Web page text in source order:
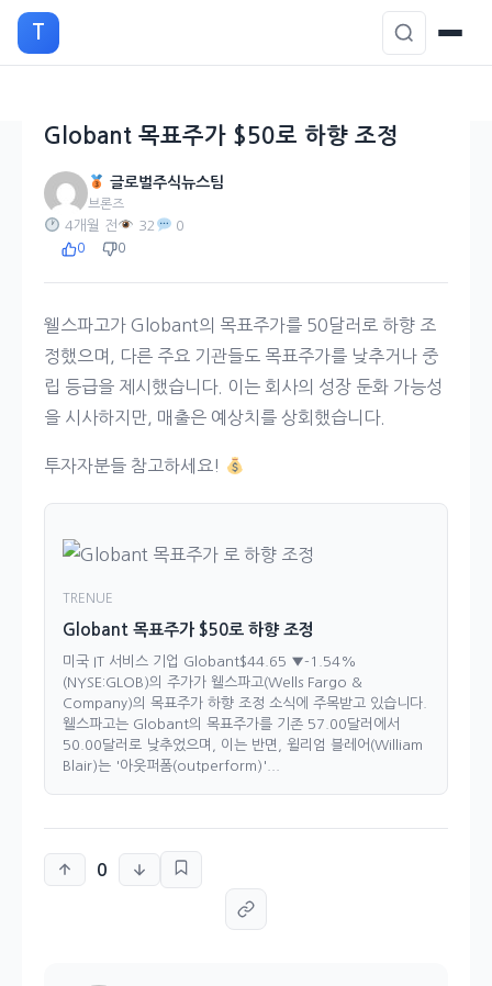
으
T
Globant 목표주가 $50로 하향 조정
글로벌주식뉴스팀
브론즈
4개월 전 32 0
0 0
웰스파고가 Globant의 목표주가를 50달러로 하향 조
정했으며, 다른 주요 기관들도 목표주가를 낮추거나 중
립 등급을 제시했습니다. 이는 회사의 성장 둔화 가능성
을 시사하지만, 매출은 예상치를 상회했습니다.
투자자분들 참고하세요!
TRENUE
Globant 목표주가 $50로 하향 조정
미국 IT 서비스 기업 Globant$44.65 ▼-1.54%
(NYSE:GLOB)의 주가가 웰스파고(Wells Fargo &
Company)의 목표주가 하향 조정 소식에 주목받고 있습니다.
웰스파고는 Globant의 목표주가를 기존 57.00달러에서
50.00달러로 낮추었으며, 이는 반면, 윌리엄 블레어(William
Blair)는 '아웃퍼폼(outperform)'...
0